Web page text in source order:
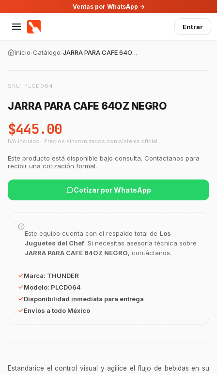
Ventas por WhatsApp →
Entrar
Inicio/Catálogo/ JARRA PARA CAFE 64OZ NEGRO
SKU: PLCD064
JARRA PARA CAFE 64OZ NEGRO
$445.00
IVA incluido · Precios sincronizados con sistema oficial
Este producto está disponible bajo consulta. Contáctanos para
recibir una cotización formal.
Cotizar por WhatsApp
Este equipo cuenta con el respaldo total de Los
Juguetes del Chef. Si necesitas asesoría técnica sobre
JARRA PARA CAFE 64OZ NEGRO, contáctanos.
Marca: THUNDER
Modelo: PLCD064
Disponibilidad inmediata para entrega
Envíos a todo México
Estandarice el control visual y agilice el flujo de bebidas en su
Asesor Chef Online
¿En qué te puedo apoyar hoy con tu
Buscar estufas industriales